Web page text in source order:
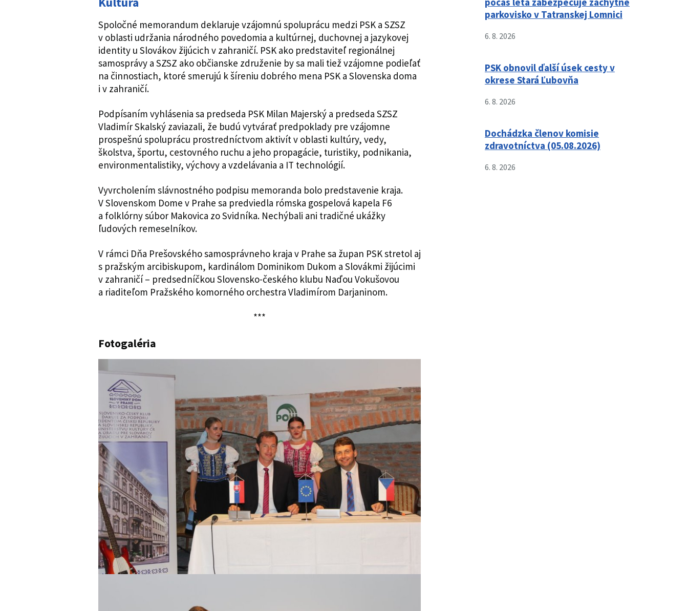
Spoločné memorandum deklaruje vzájomnú spoluprácu medzi PSK a SZSZ
v oblasti udržania národného povedomia a kultúrnej, duchovnej a jazykovej
identity u Slovákov žijúcich v zahraničí. PSK ako predstaviteľ regionálnej
samosprávy a SZSZ ako občianske združenie by sa mali tiež vzájomne podieľať
na činnostiach, ktoré smerujú k šíreniu dobrého mena PSK a Slovenska doma
i v zahraničí.
Podpísaním vyhlásenia sa predseda PSK Milan Majerský a predseda SZSZ
Vladimír Skalský zaviazali, že budú vytvárať predpoklady pre vzájomne
prospešnú spoluprácu prostredníctvom aktivít v oblasti kultúry, vedy,
školstva, športu, cestovného ruchu a jeho propagácie, turistiky, podnikania,
environmentalistiky, výchovy a vzdelávania a IT technológií.
Vyvrcholením slávnostného podpisu memoranda bolo predstavenie kraja.
V Slovenskom Dome v Prahe sa predviedla rómska gospelová kapela F6
a folklórny súbor Makovica zo Svidníka. Nechýbali ani tradičné ukážky
ľudových remeselníkov.
V rámci Dňa Prešovského samosprávneho kraja v Prahe sa župan PSK stretol aj
s pražským arcibiskupom, kardinálom Dominikom Dukom a Slovákmi žijúcimi
v zahraničí – predsedníčkou Slovensko-českého klubu Naďou Vokušovou
a riaditeľom Pražského komorného orchestra Vladimírom Darjaninom.
***
Fotogaléria
parkovisko v Tatranskej Lomnici
6. 8. 2026
PSK obnovil ďalší úsek cesty v
okrese Stará Ľubovňa
6. 8. 2026
Dochádzka členov komisie
zdravotníctva (05.08.2026)
6. 8. 2026